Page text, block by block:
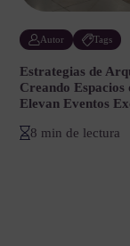
Autor Tags
Estrategias de
Creando Espacios
Elevan Eventos
8 min de lectura